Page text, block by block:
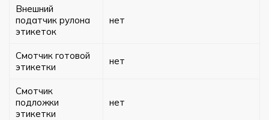
Внешний
податчик рулона
этикеток
нет
Смотчик готовой
этикетки
нет
Смотчик
подложки
этикетки
нет